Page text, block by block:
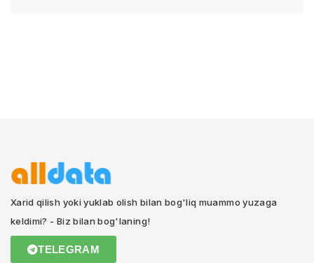
Xarid qilish yoki yuklab olish bilan bog'liq muammo yuzaga
keldimi? - Biz bilan bog'laning!
TELEGRAM